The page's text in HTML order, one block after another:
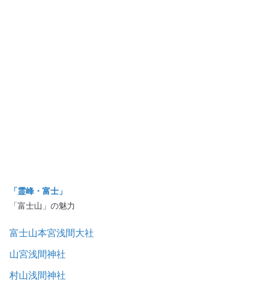
「霊峰・富士」
「富士山」の魅力
富士山本宮浅間大社
山宮浅間神社
村山浅間神社